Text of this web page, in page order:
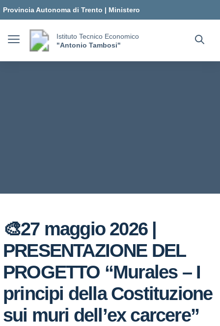
Provincia Autonoma di Trento | Ministero
dell'Istruzione e del Merito
Istituto Tecnico Economico
"Antonio Tambosi"
🎨27 maggio 2026 |
PRESENTAZIONE DEL
PROGETTO “Murales – I
principi della Costituzione
sui muri dell’ex carcere”